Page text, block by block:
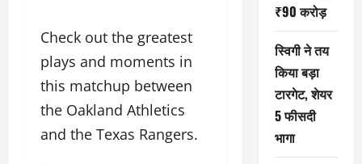
Check out the greatest
plays and moments in
this matchup between
the Oakland Athletics
and the Texas Rangers.
₹90 करोड़
स्विगी ने तय
किया बड़ा
टारगेट, शेयर
5 फीसदी
भागा